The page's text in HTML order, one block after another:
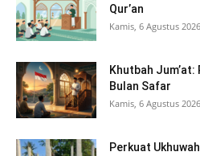
Qur’an
Kamis, 6 Agustus
Khutbah
Bulan Safar
Kamis, 6 Agustus
Perkuat